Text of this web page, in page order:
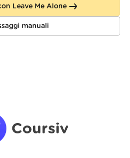
AccediLeave Me Alone
manuali
Coursiv